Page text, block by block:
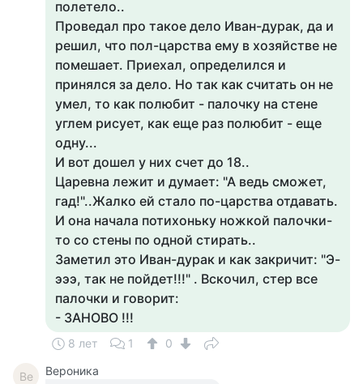
полетело..
Проведал про такое дело Иван-дурак, да и
решил, что пол-царства ему в хозяйстве не
помешает. Приехал, определился и
принялся за дело. Но так как считать он не
умел, то как полюбит - палочку на стене
углем рисует, как еще раз полюбит - еще
одну...
И вот дошел у них счет до 18..
Царевна лежит и думает: "А ведь сможет,
гад!"..Жалко ей стало по-царства отдавать.
И она начала потихоньку ножкой палочки-
то со стены по одной стирать..
Заметил это Иван-дурак и как закричит: "Э-
эээ, так не пойдет!!!" . Вскочил, стер все
палочки и говорит:
- ЗАНОВО !!!
8 лет 1 0
Ве Вероника